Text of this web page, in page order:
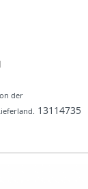
der
13114735